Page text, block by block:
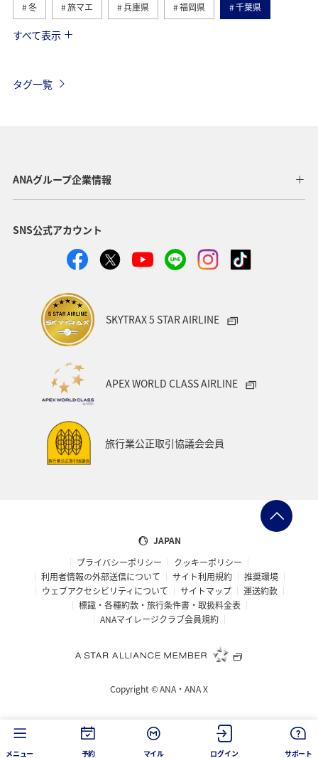
冬 旅マエ 兵庫県 福岡県 千葉県
三重県
福井県 マイルを貯める
すべて表示
タグ一覧
ANAグループ企業情報
SNS公式アカウント
SKYTRAX 5 STAR AIRLINE
APEX WORLD CLASS AIRLINE
旅行業公正取引協議会会員
JAPAN
プライバシーポリシー
クッキーポリシー
利用者情報の外部送信について
サイト利用規約
推奨環境
ウェブアクセシビリティについて
サイトマップ
運送約款
標識・各種約款・旅行条件書・取扱料金表
ANAマイレージクラブ会員規約
Copyright ©ANA・ANA X
メニュー 予約 マイル ログイン サポート